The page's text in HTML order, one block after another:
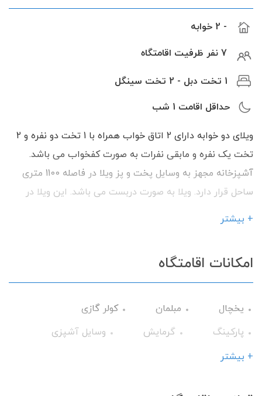
- 2 خوابه
7 نفر ظرفیت اقامتگاه
1 تخت دبل - 2 تخت سینگل
حداقل اقامت 1 شب
ویلای دو خوابه دارای 2 اتاق خواب همراه با 1 تخت دو نفره و 2
تخت یک نفره و مابقی نفرات به صورت کفخواب می باشد.
آشپزخانه مجهز به وسایل پخت و پز ویلا در فاصله 1100 متری
ساحل قرار دارد. ویلا به صورت دربست می باشد. این ویلا در
+ بیشتر
امکانات اقامتگاه
یخچال مبلمان
کولر گازی
پارکینگ
گرمایش
وسایل آشپزی
تلویزیون
+ بیشتر